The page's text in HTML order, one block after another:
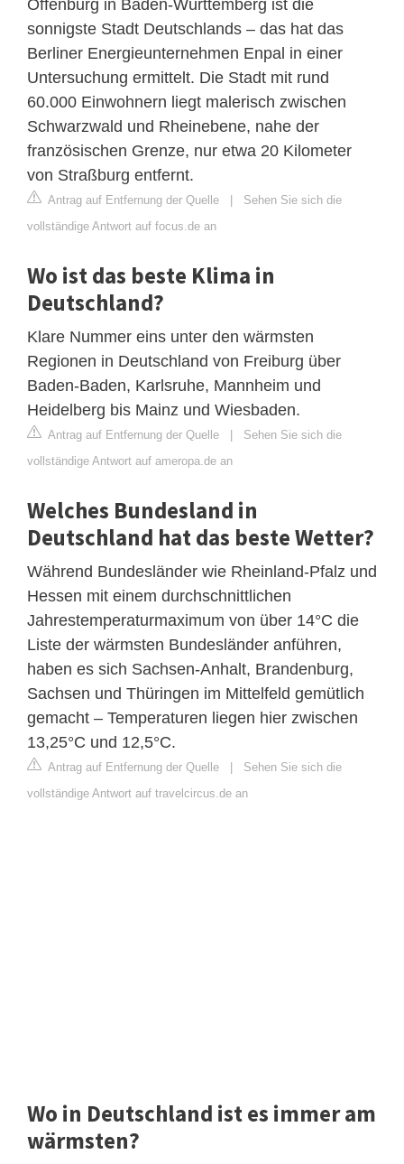
Offenburg in Baden-Württemberg ist die
sonnigste Stadt Deutschlands – das hat das
Berliner Energieunternehmen Enpal in einer
Untersuchung ermittelt. Die Stadt mit rund
60.000 Einwohnern liegt malerisch zwischen
Schwarzwald und Rheinebene, nahe der
französischen Grenze, nur etwa 20 Kilometer
von Straßburg entfernt.
Antrag auf Entfernung der Quelle | Sehen Sie sich die
vollständige Antwort auf focus.de an
Wo ist das beste Klima in
Deutschland?
Klare Nummer eins unter den wärmsten
Regionen in Deutschland von Freiburg über
Baden-Baden, Karlsruhe, Mannheim und
Heidelberg bis Mainz und Wiesbaden.
Antrag auf Entfernung der Quelle | Sehen Sie sich die
vollständige Antwort auf ameropa.de an
Welches Bundesland in
Deutschland hat das beste Wetter?
Während Bundesländer wie Rheinland-Pfalz und
Hessen mit einem durchschnittlichen
Jahrestemperaturmaximum von über 14°C die
Liste der wärmsten Bundesländer anführen,
haben es sich Sachsen-Anhalt, Brandenburg,
Sachsen und Thüringen im Mittelfeld gemütlich
gemacht – Temperaturen liegen hier zwischen
13,25°C und 12,5°C.
Antrag auf Entfernung der Quelle | Sehen Sie sich die
vollständige Antwort auf travelcircus.de an
Wo in Deutschland ist es immer am
wärmsten?